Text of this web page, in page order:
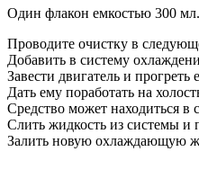
Один флакон емкостью 300
Проводите очистку в
Добавить в систему
Завести двигатель и
Дать ему поработать на
Средство может находиться в
Слить жидкость из системы и
Залить новую охлаждающую